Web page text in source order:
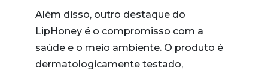
Além disso, outro destaque do
LipHoney é o compromisso com a
saúde e o meio ambiente. O produto é
dermatologicamente testado,